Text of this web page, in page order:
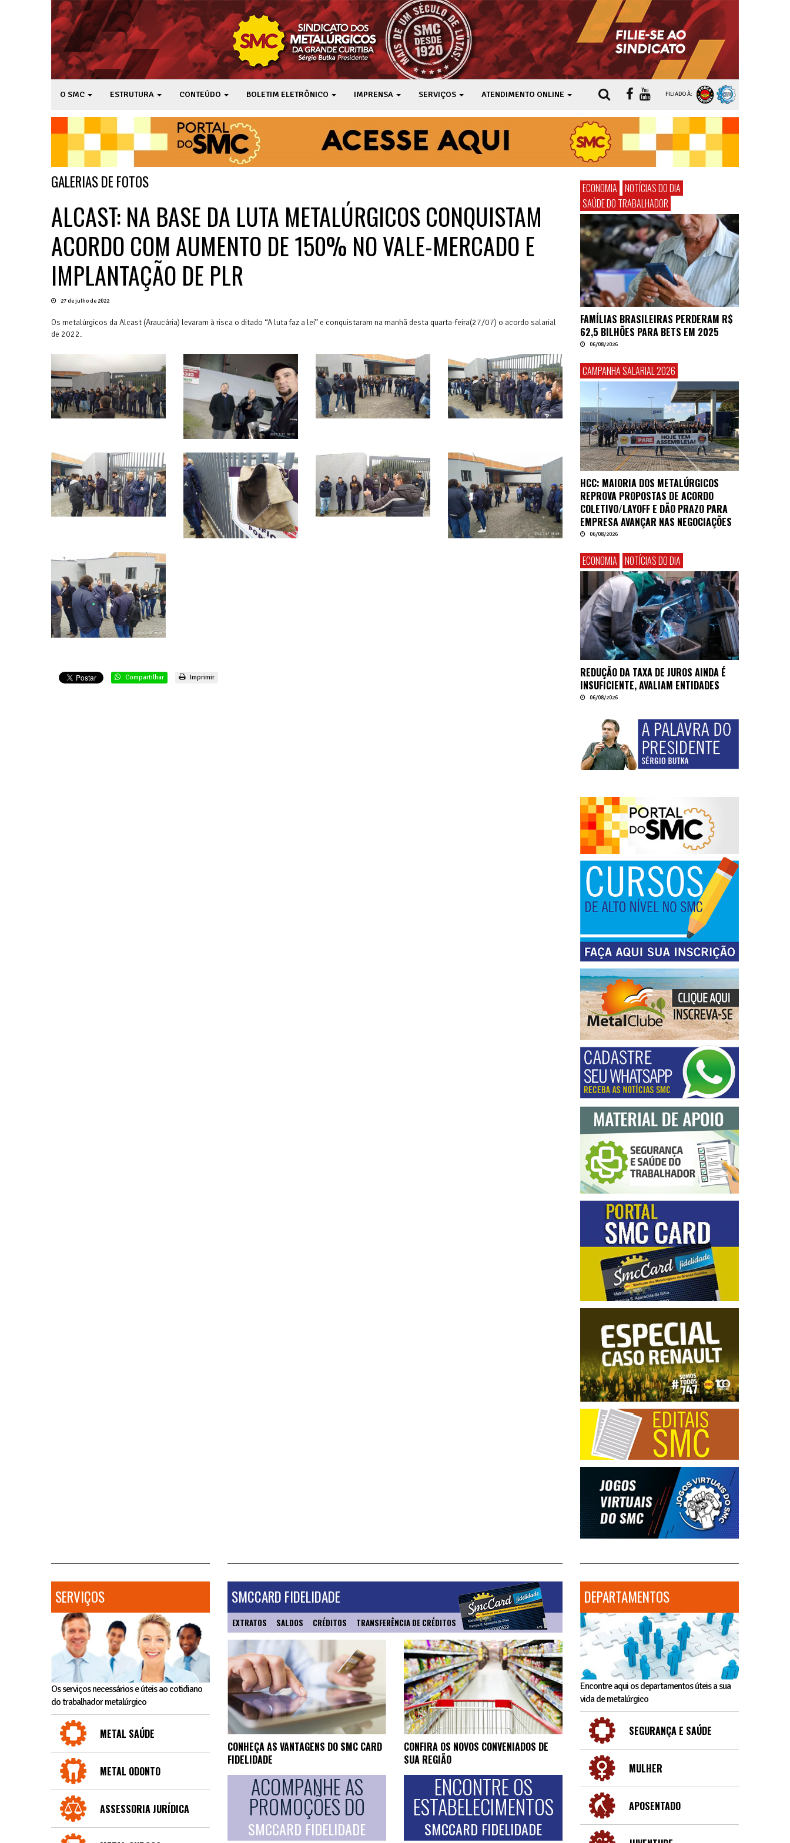
O SMC ESTRUTURA CONTEÚDO BOLETIM ELETRÔNICO IMPRENSA SERVIÇOS ATENDIMENTO ONLINE FILIADO À:
GALERIAS DE FOTOS
ALCAST: NA BASE DA LUTA METALÚRGICOS CONQUISTAM
ACORDO COM AUMENTO DE 150% NO VALE-MERCADO E
IMPLANTAÇÃO DE PLR
27 de julho de 2022
Os metalúrgicos da Alcast (Araucária) levaram à risca o ditado “A luta faz a lei” e conquistaram na manhã desta quarta-feira(27/07) o acordo salarial
de 2022.
Compartilhar Imprimir
ECONOMIA NOTÍCIAS DO DIA
SAÚDE DO TRABALHADOR
FAMÍLIAS BRASILEIRAS PERDERAM R$
62,5 BILHÕES PARA BETS EM 2025
06/08/2026
CAMPANHA SALARIAL 2026
HCC: MAIORIA DOS METALÚRGICOS
REPROVA PROPOSTAS DE ACORDO
COLETIVO/LAYOFF E DÃO PRAZO PARA
EMPRESA AVANÇAR NAS NEGOCIAÇÕES
06/08/2026
ECONOMIA NOTÍCIAS DO DIA
REDUÇÃO DA TAXA DE JUROS AINDA É
INSUFICIENTE, AVALIAM ENTIDADES
06/08/2026
SERVIÇOS
Os serviços necessários e úteis ao cotidiano
do trabalhador metalúrgico
METAL SAÚDE
METAL ODONTO
ASSESSORIA JURÍDICA
SMCCARD FIDELIDADE
EXTRATOS SALDOS CRÉDITOS TRANSFERÊNCIA DE CRÉDITOS
CONHEÇA AS VANTAGENS DO SMC CARD
FIDELIDADE
ACOMPANHE AS
PROMOÇÕES DO
SMCCARD FIDELIDADE
CONFIRA OS NOVOS CONVENIADOS DE
SUA REGIÃO
ENCONTRE OS
ESTABELECIMENTOS
SMCCARD FIDELIDADE
DEPARTAMENTOS
Encontre aqui os departamentos úteis a sua
vida de metalúrgico
SEGURANÇA E SAÚDE
MULHER
APOSENTADO